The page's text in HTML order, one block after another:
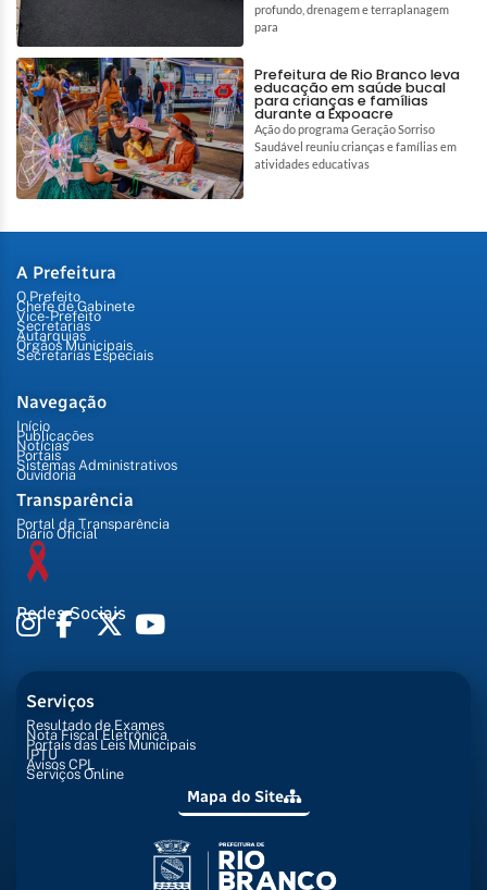
profundo, drenagem e terraplanagem
para
Prefeitura de Rio Branco leva
educação em saúde bucal
para crianças e famílias
durante a Expoacre
Ação do programa Geração Sorriso
Saudável reuniu crianças e famílias em
atividades educativas
A Prefeitura
O Prefeito
Chefe de Gabinete
Vice-Prefeito
Secretarias
Autarquias
Órgãos Municipais
Secretarias Especiais
Navegação
Início
Publicações
Notícias
Portais
Sistemas Administrativos
Ouvidoria
Transparência
Portal da Transparência
Diário Oficial
Redes Sociais
Serviços
Resultado de Exames
Nota Fiscal Eletrônica
Portais das Leis Municipais
IPTU
Avisos CPL
Serviços Online
Mapa do Site